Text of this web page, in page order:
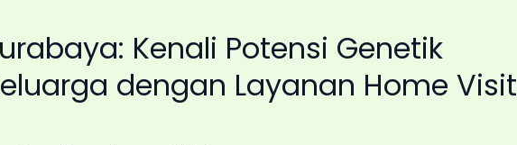
Kenali Potensi Genetik
dengan Layanan Home Visit